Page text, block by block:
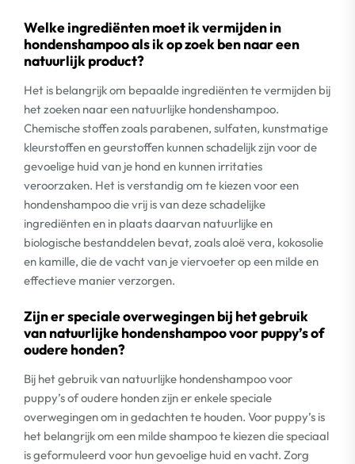
Welke ingrediënten moet ik vermijden in
hondenshampoo als ik op zoek ben naar een
natuurlijk product?
Het is belangrijk om bepaalde ingrediënten te vermijden bij
het zoeken naar een natuurlijke hondenshampoo.
Chemische stoffen zoals parabenen, sulfaten, kunstmatige
kleurstoffen en geurstoffen kunnen schadelijk zijn voor de
gevoelige huid van je hond en kunnen irritaties
veroorzaken. Het is verstandig om te kiezen voor een
hondenshampoo die vrij is van deze schadelijke
ingrediënten en in plaats daarvan natuurlijke en
biologische bestanddelen bevat, zoals aloë vera, kokosolie
en kamille, die de vacht van je viervoeter op een milde en
effectieve manier verzorgen.
Zijn er speciale overwegingen bij het gebruik
van natuurlijke hondenshampoo voor puppy’s of
oudere honden?
Bij het gebruik van natuurlijke hondenshampoo voor
puppy’s of oudere honden zijn er enkele speciale
overwegingen om in gedachten te houden. Voor puppy’s is
het belangrijk om een milde shampoo te kiezen die speciaal
is geformuleerd voor hun gevoelige huid en vacht. Zorg